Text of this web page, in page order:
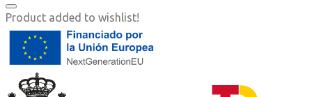
Product added to wishlist!